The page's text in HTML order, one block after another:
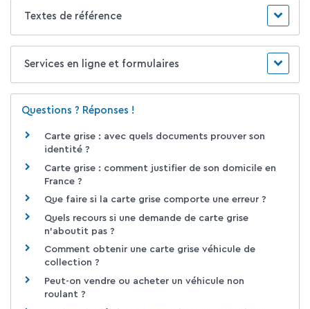
Textes de référence
Services en ligne et formulaires
Questions ? Réponses !
Carte grise : avec quels documents prouver son
identité ?
Carte grise : comment justifier de son domicile en
France ?
Que faire si la carte grise comporte une erreur ?
Quels recours si une demande de carte grise
n'aboutit pas ?
Comment obtenir une carte grise véhicule de
collection ?
Peut-on vendre ou acheter un véhicule non
roulant ?